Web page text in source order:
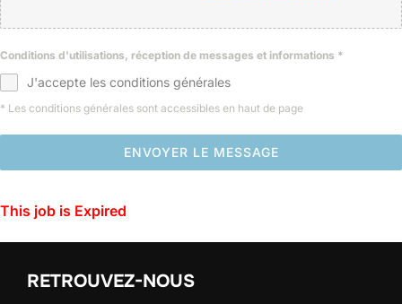
Conditions d'utilisations, réception de messages et informations *
J'accepte les conditions générales
* Les conditions générales sont accessibles en haut de page
ENVOYER LE MESSAGE
This job is Expired
RETROUVEZ-NOUS